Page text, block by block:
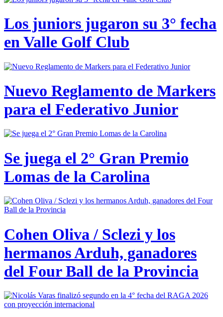
Los juniors jugaron su 3° fecha
en Valle Golf Club
Nuevo Reglamento de Markers
para el Federativo Junior
Se juega el 2° Gran Premio
Lomas de la Carolina
Cohen Oliva / Sclezi y los
hermanos Arduh, ganadores
del Four Ball de la Provincia